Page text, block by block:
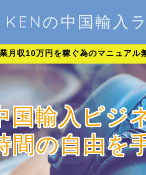
KENの中国輸入
月収10万円を稼ぐ為のマニュアル
国輸入ビジ
間の自由を